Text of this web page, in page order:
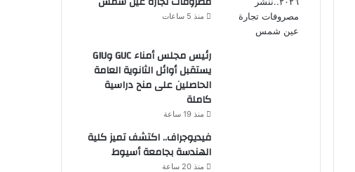
منذ 5 ساعات
رئيس مجلس أمناء GUC وGIU
يستقبل أوائل الثانوية العامة
الحاصلين على منح دراسية
كاملة
منذ 19 ساعة
فيديوجراف.. اكتشف تميز كلية
الهندسة بجامعة أسيوط
منذ 20 ساعة